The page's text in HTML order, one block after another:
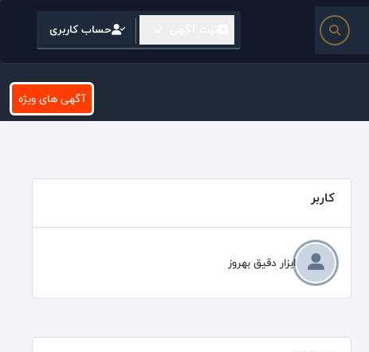
حساب کاربری
آگهی های ویژه
کاربر
ابزار دقیق بهروز